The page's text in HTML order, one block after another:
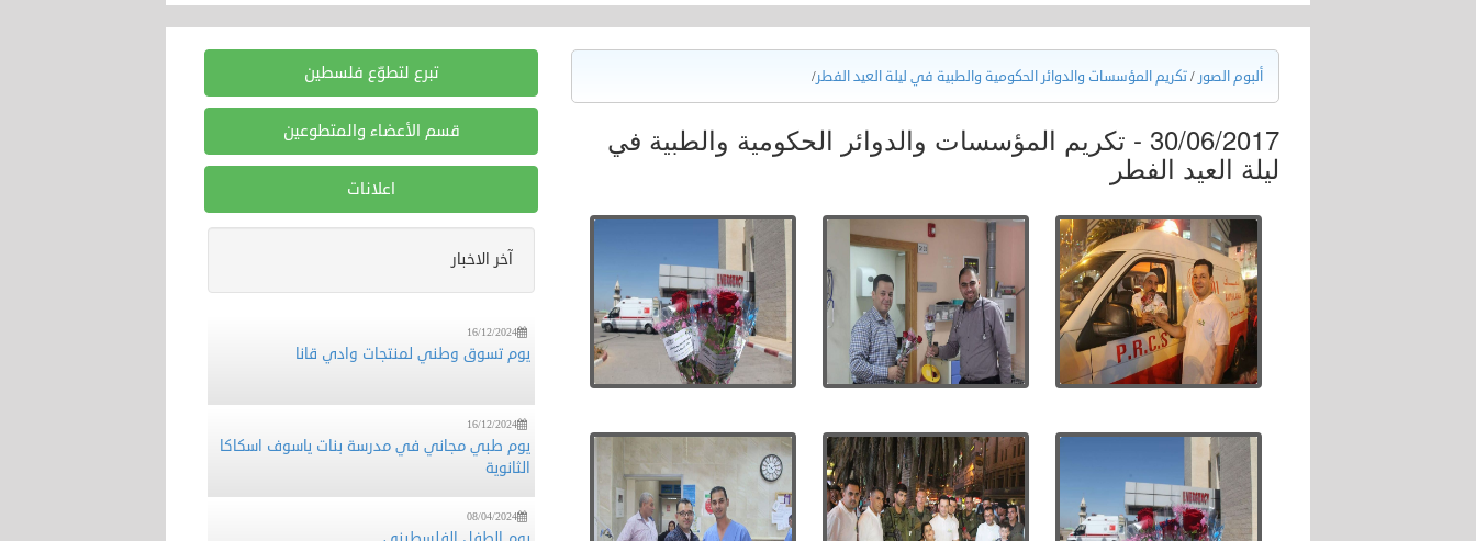
ألبوم الصور /تكريم المؤسسات والدوائر الحكومية والطبية في ليلة العيد الفطر/
30/06/2017 - تكريم المؤسسات والدوائر الحكومية والطبية في
ليلة العيد الفطر
تبرع لتطوّع فلسطين
قسم الأعضاء والمتطوعين
اعلانات
آخر الاخبار
منظمة تطوع تشارك في فعالية تطوعية لقطف
الزيتون (فزعة) في قرية فرخة بمحافظة سلفيت
16/12/2024
يوم طبي مجاني في مدرسة بنات ياسوف اسكاكا
الثانوية
08/04/2024
يوم الطفل الفلسطيني